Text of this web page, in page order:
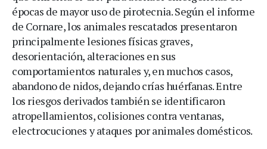
épocas de mayor uso de pirotecnia. Según el informe
de Cornare, los animales rescatados presentaron
principalmente lesiones físicas graves,
desorientación, alteraciones en sus
comportamientos naturales y, en muchos casos,
abandono de nidos, dejando crías huérfanas. Entre
los riesgos derivados también se identificaron
atropellamientos, colisiones contra ventanas,
electrocuciones y ataques por animales domésticos.